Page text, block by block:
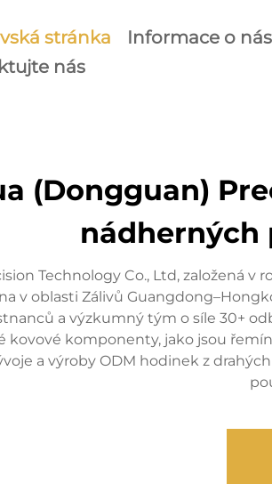
stránka Informace o nás
nás
(Dongguan)
nádherných
Technology Co., Ltd, založená
v oblasti Zálivů
a výzkumný tým o síle 30+
kovové komponenty, jako jsou
a výroby ODM hodinek z